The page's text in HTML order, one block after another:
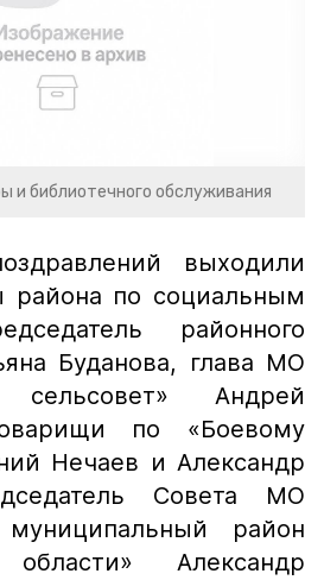
и библиотечного обслуживания
выходили
района по социальным
районного
Буданова, глава МО
сельсовет» Андрей
по «Боевому
Нечаев и Александр
Совета МО
муниципальный район
области» Александр